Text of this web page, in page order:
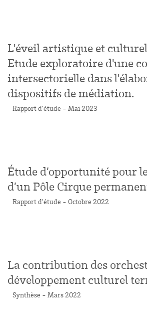
L'éveil artistique et
Etude exploratoire d'une
intersectorielle dans
dispositifs de médiation.
Rapport d’étude - Mai 2023
Étude d’opportunité pour
d’un Pôle Cirque
Rapport d’étude - Octobre 2022
La contribution des
développement culturel
Synthèse - Mars 2022